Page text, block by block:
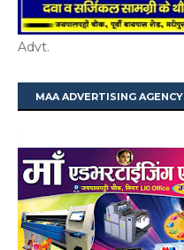
Advt.
MAA ADVERTISING AGENCY